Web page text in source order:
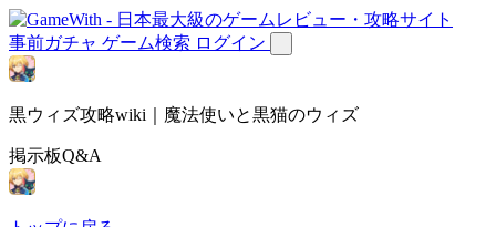
事前ガチャ ゲーム検索 ログイン
黒ウィズ攻略wiki｜魔法使いと黒猫のウィズ
掲示板Q&A